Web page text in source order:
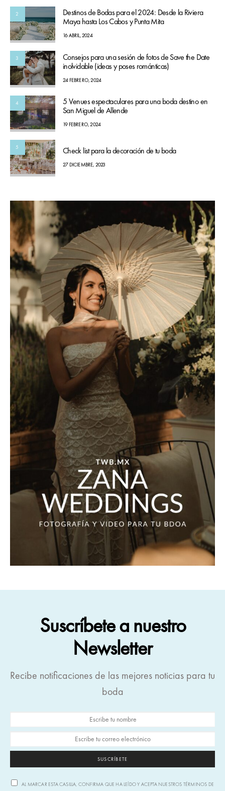
2
Destinos de Bodas para el 2024: Desde la Riviera
Maya hasta Los Cabos y Punta Mita
16 ABRIL, 2024
3
Consejos para una sesión de fotos de Save the Date
inolvidable (ideas y poses románticas)
24 FEBRERO, 2024
4
5 Venues espectaculares para una boda destino en
San Miguel de Allende
19 FEBRERO, 2024
5 Check list para la decoración de tu boda
27 DICIEMBRE, 2023
Suscríbete a nuestro
Newsletter
Recibe notificaciones de las mejores noticias para tu
boda
SUSCRÍBETE
AL MARCAR ESTA CASILLA, CONFIRMA QUE HA LEÍDO Y ACEPTA NUESTROS TÉRMINOS DE